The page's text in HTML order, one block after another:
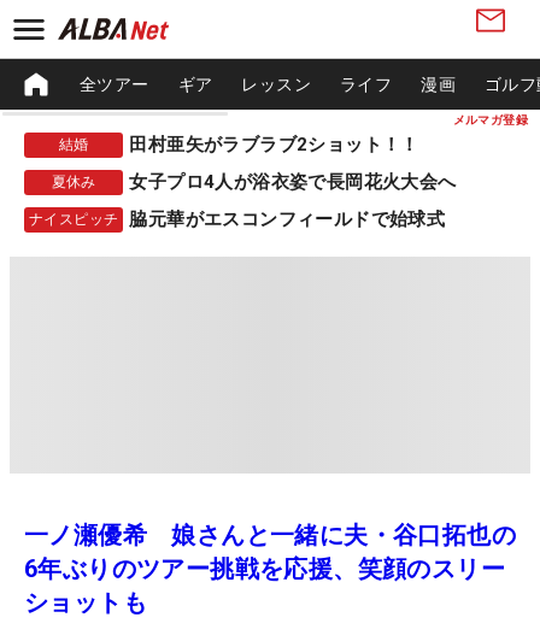
メルマガ登録
全ツアー ギア レッスン ライフ 漫画 ゴル
結婚 田村亜矢がラブラブ2ショット！！
夏休み 女子プロ4人が浴衣姿で長岡花火大会へ
ナイスピッチ 脇元華がエスコンフィールドで始球式
一ノ瀬優希 娘さんと一緒に夫・谷口拓也の
6年ぶりのツアー挑戦を応援、笑顔のスリー
ショットも